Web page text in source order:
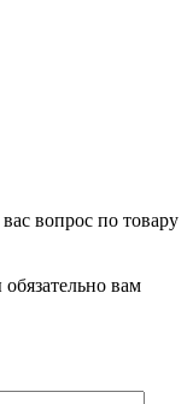
вопрос по товару
вам